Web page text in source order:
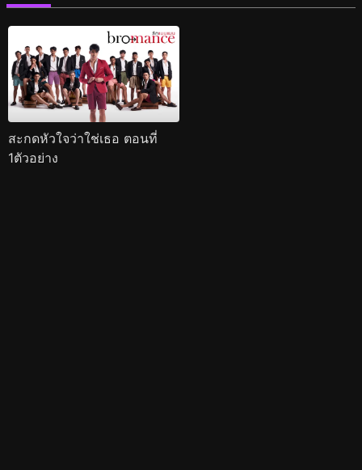
สะกดหัวใจว่าใช่เธอ ตอนที่
1ตัวอย่าง